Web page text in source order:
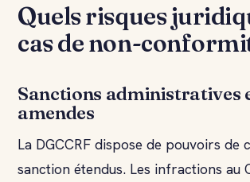
Quels risques
cas de non-
Sanctions administratives
amendes
La DGCCRF dispose de pouvoirs de
sanction étendus. Les infractions au